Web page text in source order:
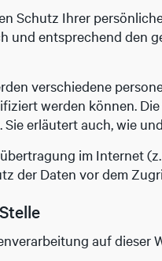
Schutz Ihrer
und entsprechend den
verschiedene
werden können.
erläutert auch, wie
im Internet
der Daten vor dem
auf dieser